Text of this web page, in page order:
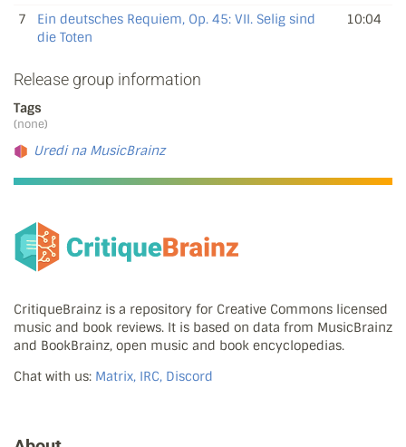
7
Ein deutsches Requiem, Op. 45: VII. Selig sind
die Toten
10:04
Release group information
Tags
(none)
Uredi na MusicBrainz
CritiqueBrainz is a repository for Creative Commons licensed
music and book reviews. It is based on data from MusicBrainz
and BookBrainz, open music and book encyclopedias.
Chat with us: Matrix, IRC, Discord